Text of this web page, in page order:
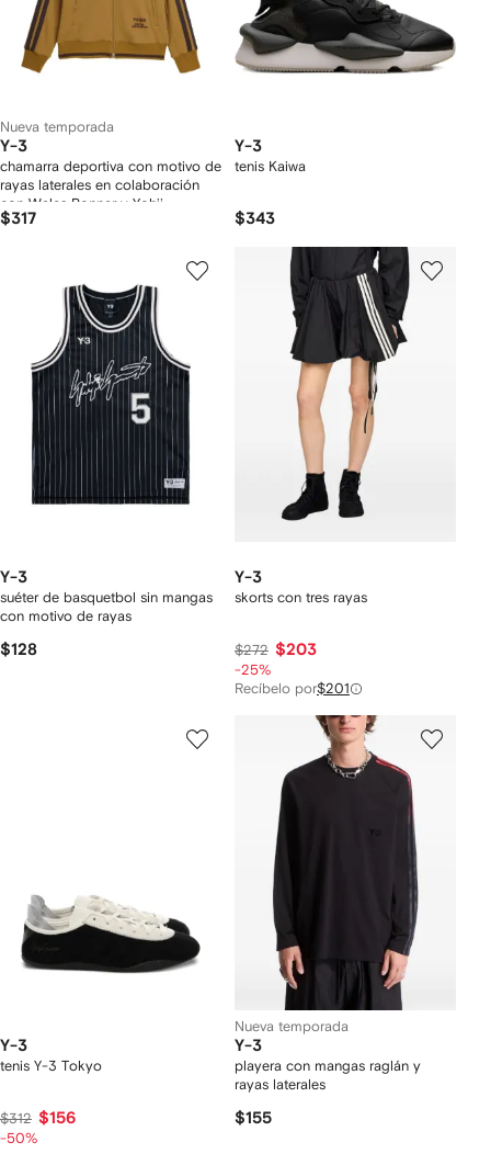
Nueva temporada
Y-3
chamarra deportiva con motivo de
rayas laterales en colaboración
con Wales Bonner y Yohji
Yamamoto
$317
Y-3
tenis Kaiwa
$343
Y-3
suéter de basquetbol sin mangas
con motivo de rayas
$128
Y-3
skorts con tres rayas
$272 $203
-25%
Recíbelo por$201
Y-3
tenis Y-3 Tokyo
$312 $156
-50%
Nueva temporada
Y-3
playera con mangas raglán y
rayas laterales
$155